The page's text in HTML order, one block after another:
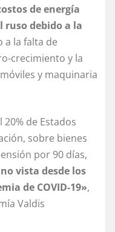
de energía
ruso debido a la
a la falta de
crecimiento y la
y maquinaria
de Estados
sobre bienes
por 90 días,
vista desde los
de COVID-19»,
Valdis